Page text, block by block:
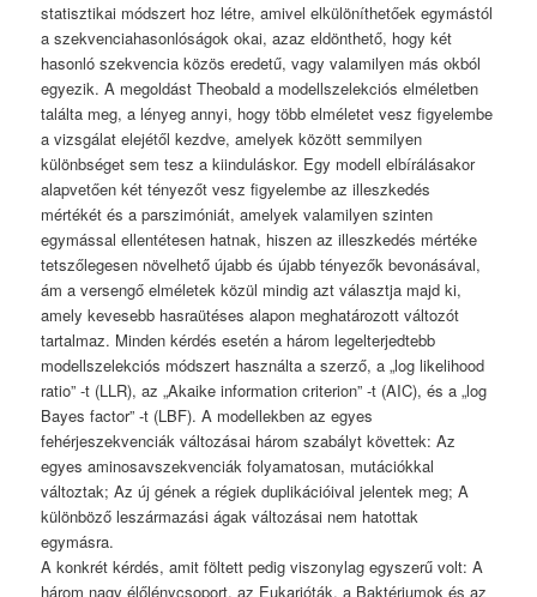
statisztikai módszert hoz létre, amivel elkülöníthetőek egymástól
a szekvenciahasonlóságok okai, azaz eldönthető, hogy két
hasonló szekvencia közös eredetű, vagy valamilyen más okból
egyezik. A megoldást Theobald a modellszelekciós elméletben
találta meg, a lényeg annyi, hogy több elméletet vesz figyelembe
a vizsgálat elejétől kezdve, amelyek között semmilyen
különbséget sem tesz a kiinduláskor. Egy modell elbírálásakor
alapvetően két tényezőt vesz figyelembe az illeszkedés
mértékét és a parszimóniát, amelyek valamilyen szinten
egymással ellentétesen hatnak, hiszen az illeszkedés mértéke
tetszőlegesen növelhető újabb és újabb tényezők bevonásával,
ám a versengő elméletek közül mindig azt választja majd ki,
amely kevesebb hasraütéses alapon meghatározott változót
tartalmaz. Minden kérdés esetén a három legelterjedtebb
modellszelekciós módszert használta a szerző, a „log likelihood
ratio” -t (LLR), az „Akaike information criterion” -t (AIC), és a „log
Bayes factor” -t (LBF). A modellekben az egyes
fehérjeszekvenciák változásai három szabályt követtek: Az
egyes aminosavszekvenciák folyamatosan, mutációkkal
változtak; Az új gének a régiek duplikációival jelentek meg; A
különböző leszármazási ágak változásai nem hatottak
egymásra.
A konkrét kérdés, amit föltett pedig viszonylag egyszerű volt: A
három nagy élőlénycsoport, az Eukarióták, a Baktériumok és az